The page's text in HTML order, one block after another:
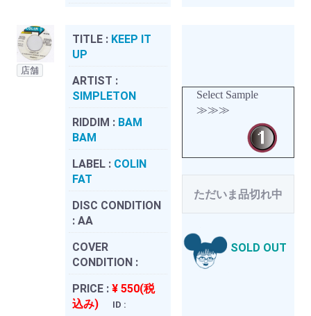
店舗
TITLE : KEEP IT
UP
ARTIST :
SIMPLETON
RIDDIM : BAM
BAM
LABEL : COLIN
FAT
DISC CONDITION
: AA
COVER
CONDITION :
PRICE : ¥ 550(税
込み)
ID :
Select Sample
≫≫≫
ただいま品切れ中
SOLD OUT